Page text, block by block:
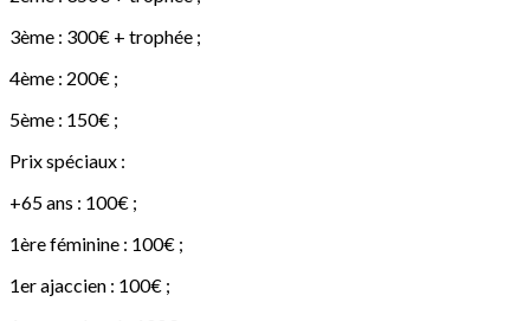
3ème : 300€ + trophée ;
4ème : 200€ ;
5ème : 150€ ;
Prix spéciaux :
+65 ans : 100€ ;
1ère féminine : 100€ ;
1er ajaccien : 100€ ;